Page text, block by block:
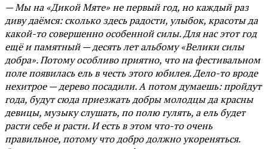
— Мы на «Дикой Мяте» не первый год, но каждый раз
диву даёмся: сколько здесь радости, улыбок, красоты да
какой-то совершенно особенной силы. Для нас этот год
ещё и памятный — десять лет альбому «Велики силы
добра». Потому особливо приятно, что на фестивальном
поле появилась ель в честь этого юбилея. Дело-то вроде
нехитрое — дерево посадили. А потом думаешь: пройдут
года, будут сюда приезжать добры молодцы да красны
девицы, музыку слушать, по полю гулять, а ель будет
расти себе и расти. И есть в этом что-то очень
правильное, потому что добро должно укореняться.